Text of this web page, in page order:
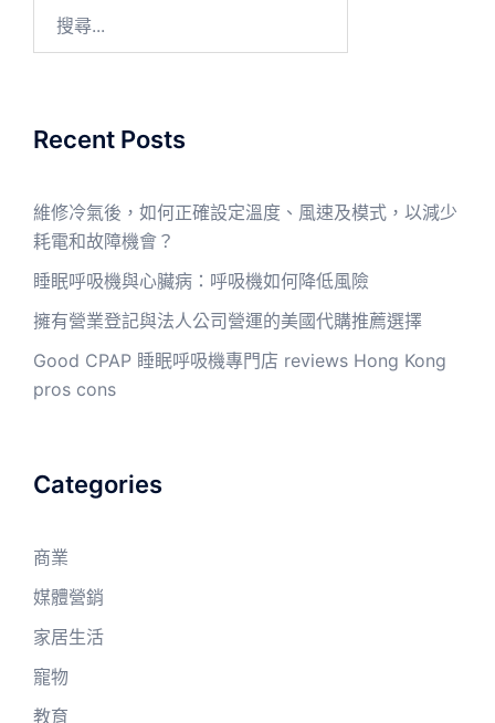
Recent Posts
維修冷氣後，如何正確設定溫度、風速及模式，以減少
耗電和故障機會？
睡眠呼吸機與心臟病：呼吸機如何降低風險
擁有營業登記與法人公司營運的美國代購推薦選擇
Good CPAP 睡眠呼吸機專門店 reviews Hong Kong
pros cons
Categories
商業
媒體營銷
家居生活
寵物
教育